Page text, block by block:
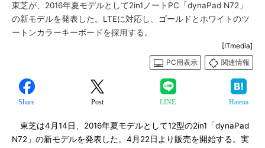
東芝が、2016年夏モデルとして2in1ノートPC「dynaPad N72」
の新モデルを発表した。LTEに対応し、ゴールドとホワイトのツ
ートンカラーキーボードを採用する。
[ITmedia]
PC用表示
関連情報
Share Post LINE Hatena
東芝は4月14日、2016年夏モデルとして12型の2in1「dynaPad
N72」の新モデルを発表した。4月22日より販売を開始する。実